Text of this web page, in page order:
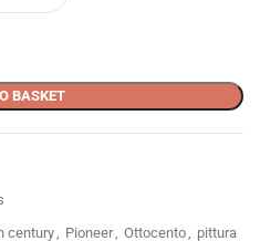
BASKET
century, Pioneer, Ottocento, pittura